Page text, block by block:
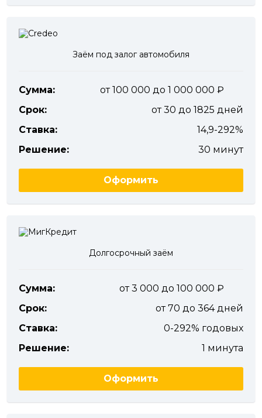
Заём под залог автомобиля
Сумма:
от 100 000 до 1 000 000
Срок:
от 30 до 1825 дней
Ставка:
14,9-292%
Решение:
30 минут
Оформить
Долгосрочный заём
Сумма:
от 3 000 до 100 000
Срок:
от 70 до 364 дней
Ставка:
0-292% годовых
Решение:
1 минута
Оформить